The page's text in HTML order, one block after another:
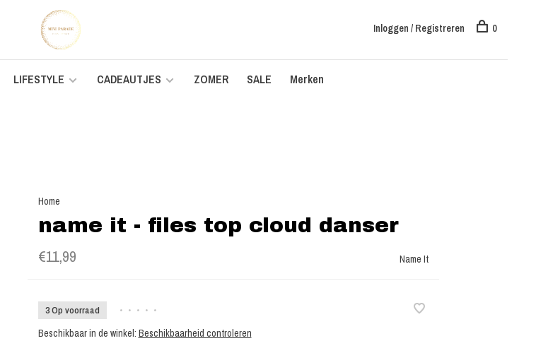
LIFESTYLE CADEAUTJES ZOMER SALE Merken
Inloggen / Registreren 0
Home
name it - files top cloud danser
€11,99 Name It
3 Op voorraad • • • • •
Beschikbaar in de winkel: Beschikbaarheid controleren